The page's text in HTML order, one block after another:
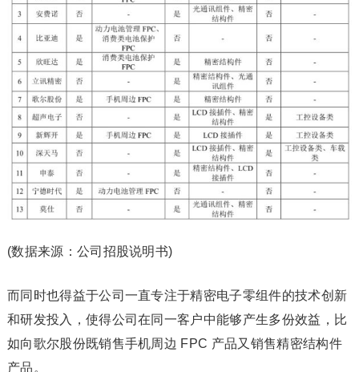
(数据来源：公司招股说明书)
而同时也得益于公司一直专注于精密电子零组件的技术创新
和研发投入，使得公司在同一客户中能够产生多份效益，比
如向歌尔股份既销售手机周边 FPC 产品又销售精密结构件
产品。